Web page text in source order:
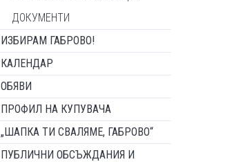
ДОКУМЕНТИ
ИЗБИРАМ ГАБРОВО!
КАЛЕНДАР
ОБЯВИ
ПРОФИЛ НА КУПУВАЧА
„ШАПКА ТИ СВАЛЯМЕ, ГАБРОВО“
ПУБЛИЧНИ ОБСЪЖДАНИЯ И